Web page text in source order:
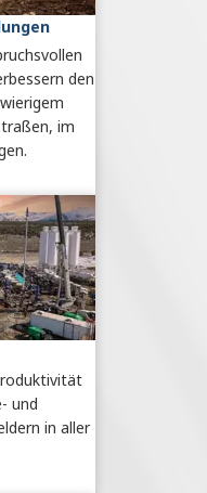
den
im
und
in aller